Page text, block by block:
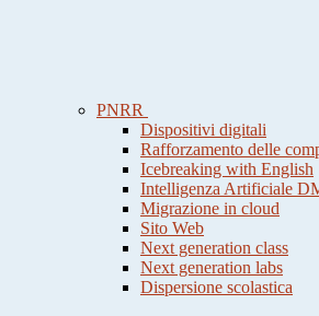
PNRR
Dispositivi digitali
Rafforzamento delle
Icebreaking with English
Intelligenza Artificiale
Migrazione in cloud
Sito Web
Next generation class
Next generation labs
Dispersione scolastica